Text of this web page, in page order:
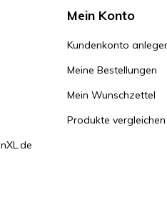
Mein Konto
Kundenkonto
Meine Bestellungen
Mein Wunschzettel
Produkte vergleichen